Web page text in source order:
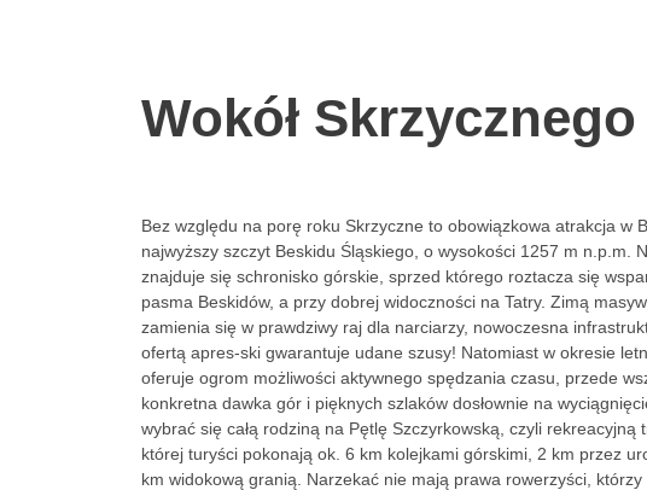
Wokół Skrzycznego
Bez względu na porę roku Skrzyczne to obowiązkowa atrakcja w
najwyższy szczyt Beskidu Śląskiego, o wysokości 1257 m n.p.m.
znajduje się schronisko górskie, sprzed którego roztacza się
pasma Beskidów, a przy dobrej widoczności na Tatry. Zimą
zamienia się w prawdziwy raj dla narciarzy, nowoczesna
ofertą apres-ski gwarantuje udane szusy! Natomiast w okresie
oferuje ogrom możliwości aktywnego spędzania czasu, przede
konkretna dawka gór i pięknych szlaków dosłownie na
wybrać się całą rodziną na Pętlę Szczyrkowską, czyli rekreacyjną
której turyści pokonają ok. 6 km kolejkami górskimi, 2 km przez
km widokową granią. Narzekać nie mają prawa rowerzyści, którzy